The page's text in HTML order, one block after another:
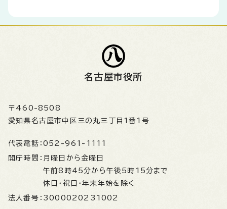
名古屋市役所
〒460-8508
愛知県名古屋市中区三の丸三丁目1番1号
代表電話： 052-961-1111
開庁時間： 月曜日から金曜日
午前8時45分から午後5時15分まで
休日・祝日・年末年始を除く
法人番号： 3000020231002